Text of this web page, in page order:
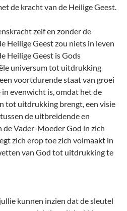
de kracht van de Heilige Geest.
zelf en zonder de
Heilige Geest zou niets in leven
Heilige Geest is Gods
universum tot uitdrukking
voortdurende staat van groei
evenwicht is, omdat het de
tot uitdrukking brengt, een visie
de uitbreidende en
Vader-Moeder God in zich
zich erop toe zich volmaakt in
van God tot uitdrukking te
kunnen inzien dat de sleutel